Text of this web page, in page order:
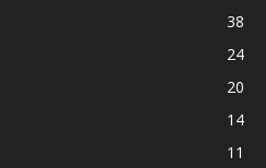
38
24
20
14
11